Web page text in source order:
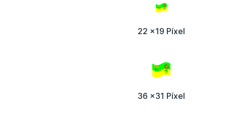
22 x19 Píxel
36 x31 Píxel